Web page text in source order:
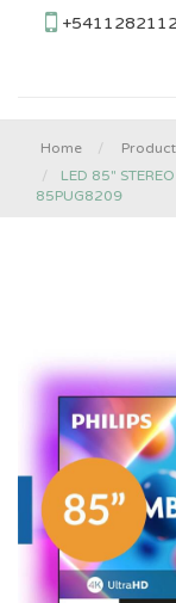
Home
LED 85"
85PUG8209